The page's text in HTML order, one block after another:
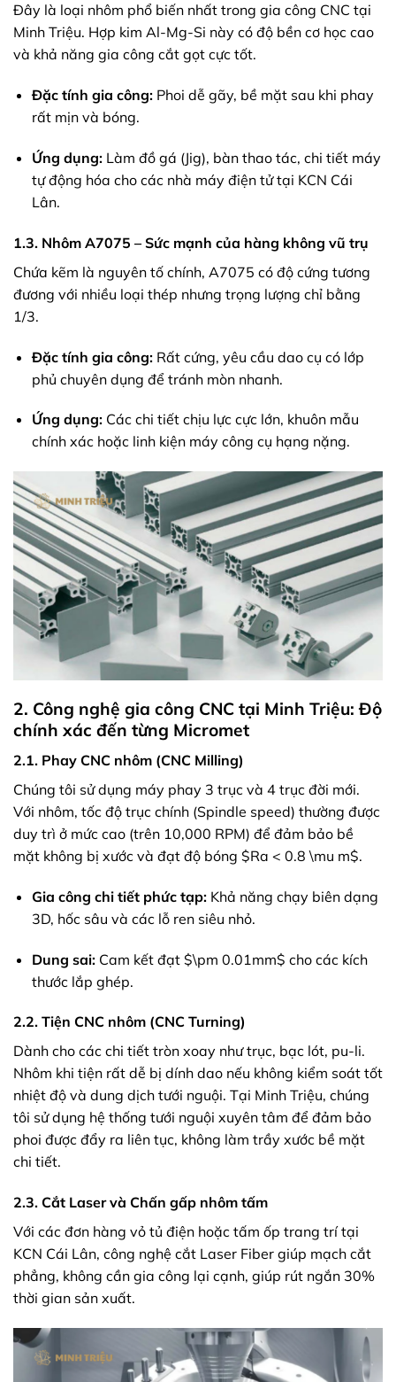
Đây là loại nhôm phổ biến nhất trong gia công CNC tại
Minh Triệu. Hợp kim Al-Mg-Si này có độ bền cơ học cao
và khả năng gia công cắt gọt cực tốt.
Đặc tính gia công:Phoi dễ gãy, bề mặt sau khi phay
rất mịn và bóng.
Ứng dụng:Làm đồ gá (Jig), bàn thao tác, chi tiết máy
tự động hóa cho các nhà máy điện tử tại KCN Cái
Lân.
1.3. Nhôm A7075 – Sức mạnh của hàng không vũ trụ
Chứa kẽm là nguyên tố chính, A7075 có độ cứng tương
đương với nhiều loại thép nhưng trọng lượng chỉ bằng
1/3.
Đặc tính gia công:Rất cứng, yêu cầu dao cụ có lớp
phủ chuyên dụng để tránh mòn nhanh.
Ứng dụng:Các chi tiết chịu lực cực lớn, khuôn mẫu
chính xác hoặc linh kiện máy công cụ hạng nặng.
2. Công nghệ gia công CNC tại Minh Triệu: Độ
chính xác đến từng Micromet
2.1. Phay CNC nhôm (CNC Milling)
Chúng tôi sử dụng máy phay 3 trục và 4 trục đời mới.
Với nhôm, tốc độ trục chính (Spindle speed) thường được
duy trì ở mức cao (trên 10,000 RPM) để đảm bảo bề
mặt không bị xước và đạt độ bóng $Ra < 0.8 \mu m$.
Gia công chi tiết phức tạp:Khả năng chạy biên dạng
3D, hốc sâu và các lỗ ren siêu nhỏ.
Dung sai:Cam kết đạt $\pm 0.01mm$ cho các kích
thước lắp ghép.
2.2. Tiện CNC nhôm (CNC Turning)
Dành cho các chi tiết tròn xoay như trục, bạc lót, pu-li.
Nhôm khi tiện rất dễ bị dính dao nếu không kiểm soát tốt
nhiệt độ và dung dịch tưới nguội. Tại Minh Triệu, chúng
tôi sử dụng hệ thống tưới nguội xuyên tâm để đảm bảo
phoi được đẩy ra liên tục, không làm trầy xước bề mặt
chi tiết.
2.3. Cắt Laser và Chấn gấp nhôm tấm
Với các đơn hàng vỏ tủ điện hoặc tấm ốp trang trí tại
KCN Cái Lân, công nghệ cắt Laser Fiber giúp mạch cắt
phẳng, không cần gia công lại cạnh, giúp rút ngắn 30%
thời gian sản xuất.